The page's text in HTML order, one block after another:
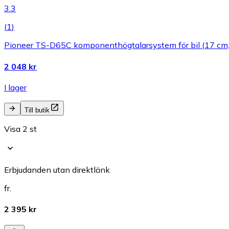
3.3
(1)
Pioneer TS-D65C komponenthögtalarsystem för bil (17
2 048 kr
I lager
Till butik
Visa 2 st
Erbjudanden utan direktlänk
fr.
2 395 kr